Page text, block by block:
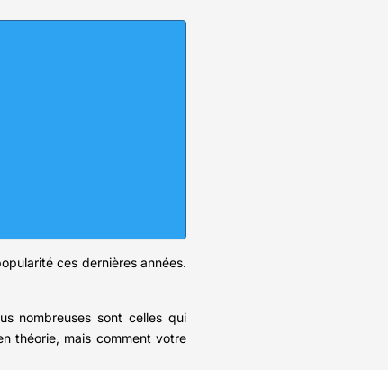
ces dernières années.
nombreuses sont celles qui
théorie, mais comment votre